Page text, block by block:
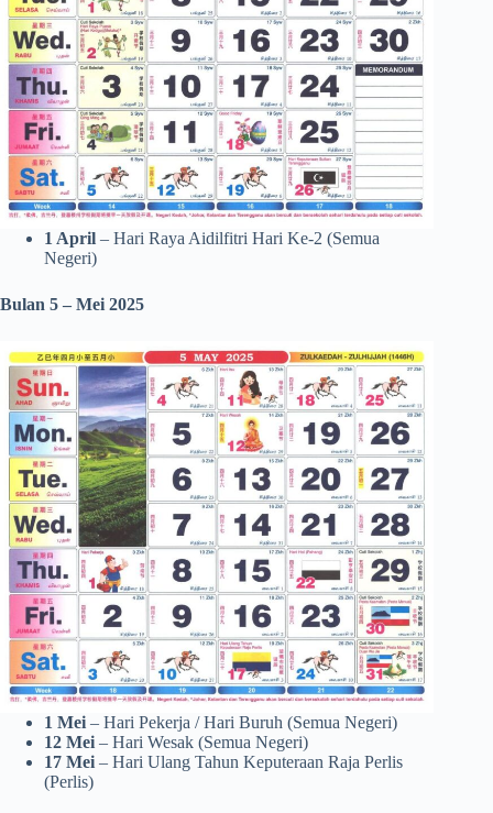
1 April – Hari Raya Aidilfitri Hari Ke-2 (Semua
Negeri)
Bulan 5 – Mei 2025
1 Mei – Hari Pekerja / Hari Buruh (Semua Negeri)
12 Mei – Hari Wesak (Semua Negeri)
17 Mei – Hari Ulang Tahun Keputeraan Raja Perlis
(Perlis)